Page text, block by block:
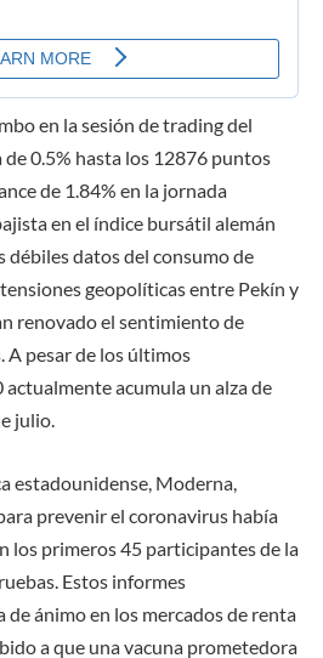
en la sesión de trading del
de 0.5% hasta los 12876 puntos
de 1.84% en la jornada
en el índice bursátil alemán
débiles datos del consumo de
geopolíticas entre Pekín y
renovado el sentimiento de
A pesar de los últimos
acumula un alza de
julio.
estadounidense, Moderna,
prevenir el coronavirus había
los primeros 45 participantes de la
Estos informes
de ánimo en los mercados de renta
a que una vacuna prometedora